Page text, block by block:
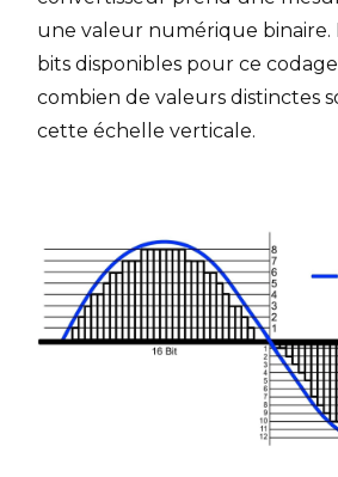
une valeur numérique binaire.
bits disponibles pour ce
combien de valeurs distinctes
cette échelle verticale.